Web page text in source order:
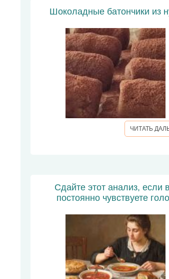
Шоколадные батончики из
ЧИТАТЬ
Сдайте этот анализ, если
постоянно чувствуете